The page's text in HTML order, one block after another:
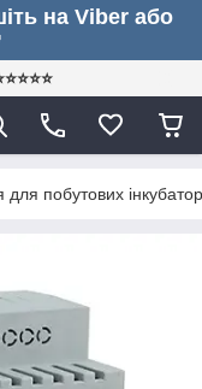
на Viber або
побутових